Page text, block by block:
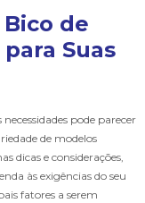
de
Suas
pode parecer
de modelos
dicas e considerações,
às exigências do seu
fatores a serem